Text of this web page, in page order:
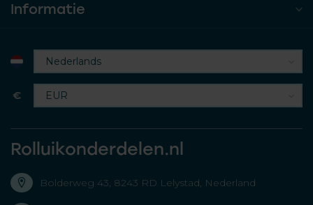
Informatie
€
Rolluikonderdelen.nl
Bolderweg 43, 8243 RD Lelystad, Nederland